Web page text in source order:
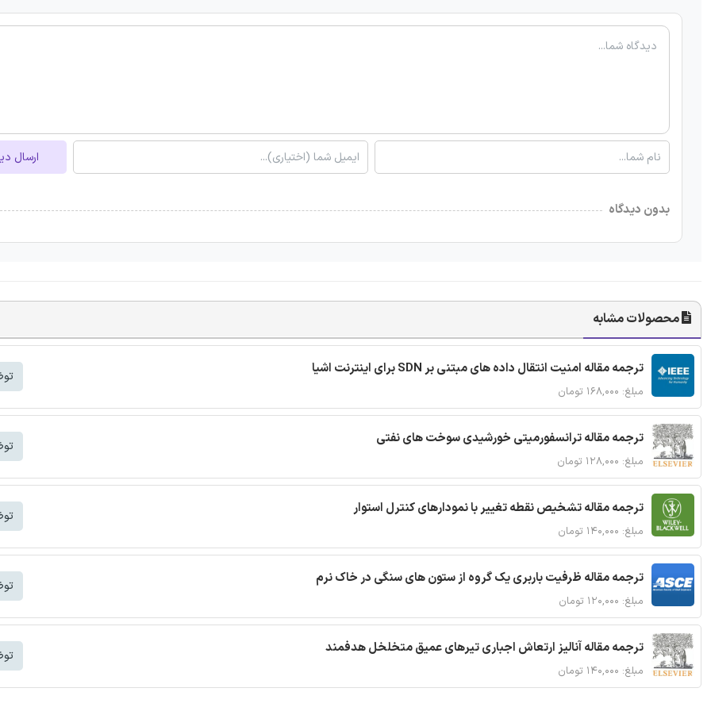
ارسال
بدون دیدگاه
محصولات مشابه
ترجمه مقاله امنیت انتقال داده های مبتنی بر SDN برای اینترنت اشیا
مبلغ: ۱۶۸,۰۰۰ تومان
ترجمه مقاله ترانسفورمیتی خورشیدی سوخت های نفتی
مبلغ: ۱۲۸,۰۰۰ تومان
ترجمه مقاله تشخیص نقطه تغییر با نمودارهای کنترل استوار
مبلغ: ۱۴۰,۰۰۰ تومان
ترجمه مقاله ظرفیت باربری یک گروه از ستون های سنگی در خاک نرم
مبلغ: ۱۲۰,۰۰۰ تومان
ترجمه مقاله آنالیز ارتعاش اجباری تیرهای عمیق متخلخل هدفمند
مبلغ: ۱۴۰,۰۰۰ تومان